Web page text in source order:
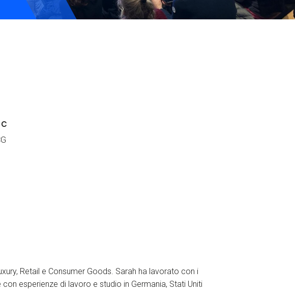
Servizi e accessibilità
Contatti
Biglietti
Retail e Consumer Goods. Sarah ha lavorato con i
esperienze di lavoro e studio in Germania, Stati Uniti